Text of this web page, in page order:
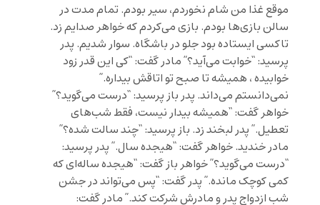
موقع غذا من شام نخوردم، سیر بودم. تمام مدت در
سالن بازی‌ها بودم. بازی می‌کردم که خواهر صدایم زد.
تاکسی ایستاده بود جلو در باشگاه. سوار شدیم. پدر
پرسید: “خوابت می‌آید؟” مادر گفت: “کی این قدر زود
خوابیده ، همیشه تا صبح تو اتاقش بیداره.”
نمی‌دانستم می‌داند. پدر باز پرسید: “درست می‌گوید؟”
خواهر گفت: “همیشه بیدار نیست، فقط شب‌های
تعطیل.” پدر لبخند زد. باز پرسید: “چند سالت شده؟”
مادر خندید. خواهر گفت: “هیجده سال.” پدر پرسید:
“درست می‌گوید؟” خواهر باز گفت: “هیجده ساله‌ای‌ که
کمی کوچک مانده.” پدر گفت: “پس می‌تواند در جشن
شب ازدواج پدر و مادرش شرکت کند.” مادر گفت: